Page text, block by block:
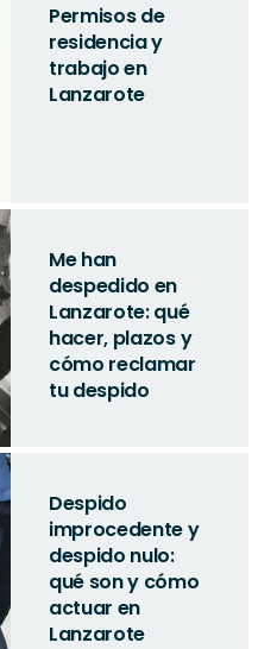
Permisos de
residencia y
trabajo en
Lanzarote
Me han
despedido en
Lanzarote: qué
hacer, plazos y
cómo reclamar
tu despido
Despido
improcedente y
despido nulo:
qué son y cómo
actuar en
Lanzarote